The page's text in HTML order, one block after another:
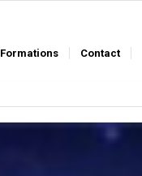
Formations Contact